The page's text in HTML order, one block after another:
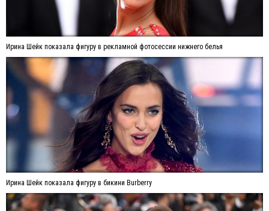
Ирина Шейк показала фигуру в рекламной фотосессии нижнего белья
Ирина Шейк показала фигуру в бикини Burberry